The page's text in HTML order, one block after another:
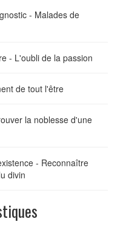
- Malades de
- L'oubli de la passion
de tout l'être
la noblesse d'une
- Reconnaître
divin